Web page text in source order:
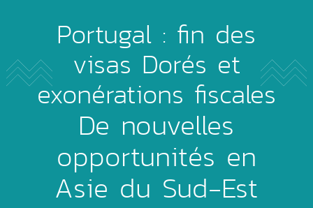
Portugal : fin des
visas Dorés et
exonérations fiscales
De nouvelles
opportunités en
Asie du Sud-Est